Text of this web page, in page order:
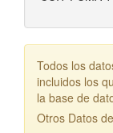
Todos los
incluidos los
la base de
Otros Datos